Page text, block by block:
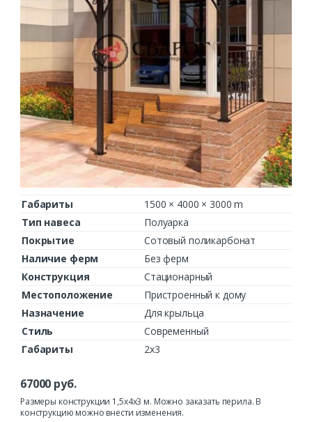
Габариты
1500 × 4000 × 3000 m
Тип навеса
Полуарка
Покрытие
Сотовый поликарбонат
Наличие ферм
Без ферм
Конструкция
Стационарный
Местоположение
Пристроенный к дому
Назначение
Для крыльца
Стиль
Современный
Габариты
2х3
67000 руб.
Размеры конструкции 1,5х4х3 м. Можно заказать перила. В
конструкцию можно внести изменения.